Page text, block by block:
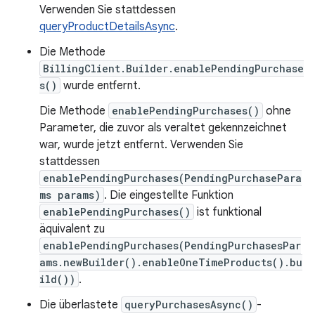
Verwenden Sie stattdessen
queryProductDetailsAsync.
Die Methode
BillingClient.Builder.enablePendingPurchase
s() wurde entfernt.
Die Methode enablePendingPurchases() ohne
Parameter, die zuvor als veraltet gekennzeichnet
war, wurde jetzt entfernt. Verwenden Sie
stattdessen
enablePendingPurchases(PendingPurchasePara
ms params) . Die eingestellte Funktion
enablePendingPurchases() ist funktional
äquivalent zu
enablePendingPurchases(PendingPurchasesPar
ams.newBuilder().enableOneTimeProducts().bu
ild()) .
Die überlastete queryPurchasesAsync() -